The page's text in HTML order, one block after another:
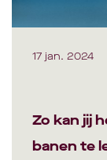
17 jan. 2024
Zo kan jij
banen te